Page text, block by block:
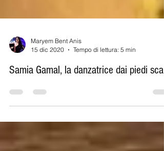
15 dic 2020
Tempo di lettura: 5 min
Samia Gamal, la danzatrice dai piedi